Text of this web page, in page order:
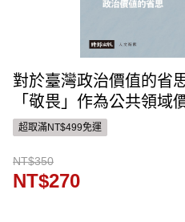
對於臺灣政治價值的省
「敬畏」作為公共領域
超取滿NT$499免運
NT$350
NT$270